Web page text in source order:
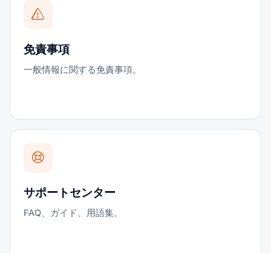
免責事項
一般情報に関する免責事項。
サポートセンター
FAQ、ガイド、用語集。